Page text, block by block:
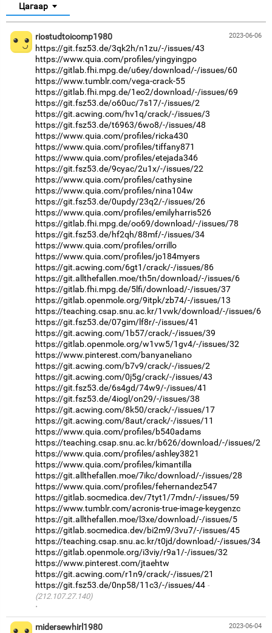
Цагаар
2023-06-06
riostudtoicomp1980
https://git.fsz53.de/3qk2h/n1zu/-/issues/43
https://www.quia.com/profiles/yingyingpo
https://gitlab.fhi.mpg.de/u6ey/download/-/issues/60
https://www.tumblr.com/vega-crack-55
https://gitlab.fhi.mpg.de/1eo2/download/-/issues/69
https://git.fsz53.de/o60uc/7s17/-/issues/2
https://git.acwing.com/hv1q/crack/-/issues/3
https://git.fsz53.de/t6963/6wo8/-/issues/48
https://www.quia.com/profiles/ricka430
https://www.quia.com/profiles/tiffany871
https://www.quia.com/profiles/etejada346
https://git.fsz53.de/9cyac/2u1x/-/issues/22
https://www.quia.com/profiles/cathysine
https://www.quia.com/profiles/nina104w
https://git.fsz53.de/0updy/23q2/-/issues/26
https://www.quia.com/profiles/emilyharris526
https://gitlab.fhi.mpg.de/oo69/download/-/issues/78
https://git.fsz53.de/hf2qh/88mf/-/issues/34
https://www.quia.com/profiles/orrillo
https://www.quia.com/profiles/jo184myers
https://git.acwing.com/6gt1/crack/-/issues/86
https://git.allthefallen.moe/th5n/download/-/issues/6
https://gitlab.fhi.mpg.de/5lfi/download/-/issues/37
https://gitlab.openmole.org/9itpk/zb74/-/issues/13
https://teaching.csap.snu.ac.kr/1vwk/download/-/issues/6
https://git.fsz53.de/07gim/lf8r/-/issues/41
https://git.acwing.com/1b57/crack/-/issues/39
https://gitlab.openmole.org/w1vw5/1gv4/-/issues/32
https://www.pinterest.com/banyaneliano
https://git.acwing.com/b7v9/crack/-/issues/2
https://git.acwing.com/0j5g/crack/-/issues/43
https://git.fsz53.de/6s4gd/74w9/-/issues/41
https://git.fsz53.de/4iogl/on29/-/issues/38
https://git.acwing.com/8k50/crack/-/issues/17
https://git.acwing.com/8aut/crack/-/issues/11
https://www.quia.com/profiles/b540adams
https://teaching.csap.snu.ac.kr/b626/download/-/issues/2
https://www.quia.com/profiles/ashley3821
https://www.quia.com/profiles/kimantilla
https://git.allthefallen.moe/7ikc/download/-/issues/28
https://www.quia.com/profiles/fehernandez547
https://gitlab.socmedica.dev/7tyt1/7mdn/-/issues/59
https://www.tumblr.com/acronis-true-image-keygenzc
https://git.allthefallen.moe/l3xe/download/-/issues/5
https://gitlab.socmedica.dev/bi2m9/3vu7/-/issues/45
https://teaching.csap.snu.ac.kr/t0jd/download/-/issues/34
https://gitlab.openmole.org/i3viy/r9a1/-/issues/32
https://www.pinterest.com/jtaehtw
https://git.acwing.com/r1n9/crack/-/issues/21
https://git.fsz53.de/0np58/11c3/-/issues/44
(212.107.27.140)
·
2023-06-04
midersewhirl1980